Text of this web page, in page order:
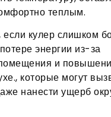
теплым.
кулер слишком
энергии из-за
и
которые могут
нанести ущерб